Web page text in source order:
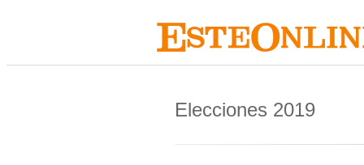
Elecciones 2019